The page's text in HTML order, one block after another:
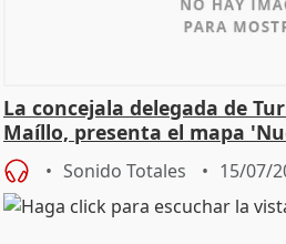
La concejala delegada de
Maíllo, presenta el mapa
madrileñas'
Sonido Totales 15/07/